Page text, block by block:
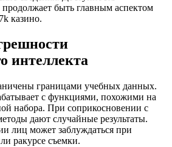
быть главным аспектом
казино.
интеллекта
границами учебных данных.
с функциями, похожими на
набора. При соприкосновении с
дают случайные результаты.
лиц может заблуждаться при
ракурсе съемки.